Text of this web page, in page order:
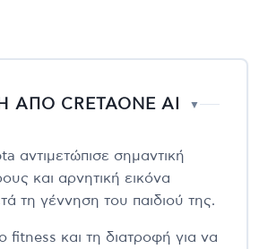
ΑΠΟ CRETAONE AI ▼
αντιμετώπισε σημαντική
και αρνητική εικόνα
τη γέννηση του παιδιού της.
fitness και τη διατροφή για να